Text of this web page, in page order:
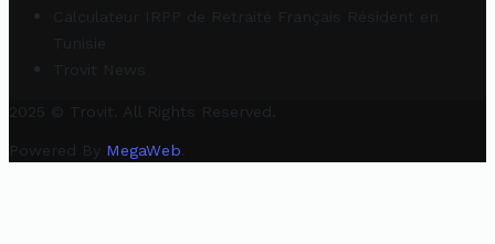
Calculateur IRPP de Retraité Français Résident en
Tunisie
Trovit News
2025 © Trovit. All Rights Reserved.
Powered By MegaWeb